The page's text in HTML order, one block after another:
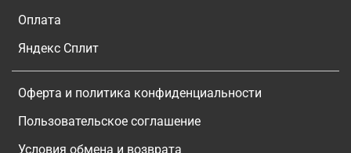
Оплата
Яндекс Сплит
Оферта и политика конфиденциальности
Пользовательское соглашение
Условия обмена и возврата